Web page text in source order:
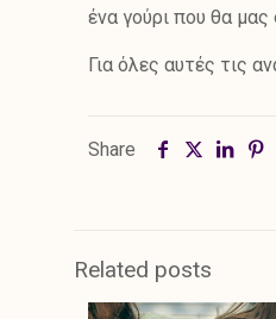
ένα γούρι που θα
Για όλες αυτές τις
Share
Related posts